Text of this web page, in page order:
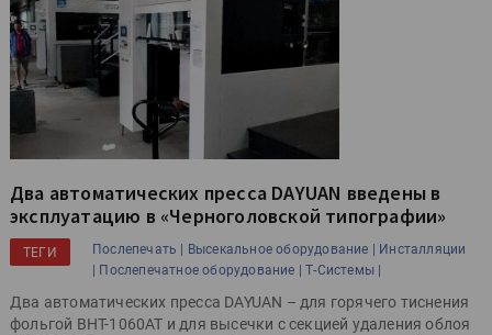
Два автоматических пресса DAYUAN введены в
эксплуатацию в «Черноголовской типографии»
ТЕГИ Послепечать | Высекальное оборудование | Инсталляции
| Послепечатное оборудование | Т-Системы |
Два автоматических пресса DAYUAN – для горячего тиснения
фольгой BHT-1060AT и для высечки с секцией удаления облоя